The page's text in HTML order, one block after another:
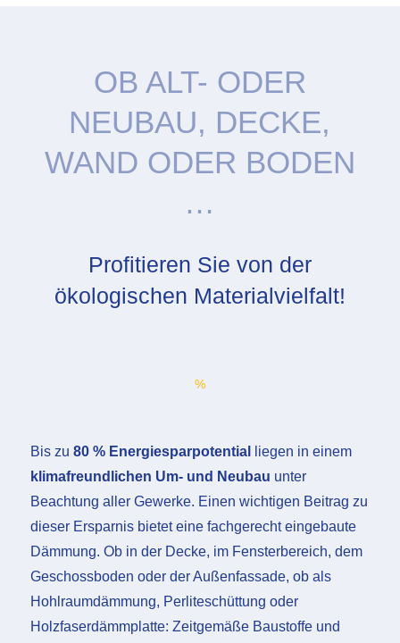
OB ALT- ODER
NEUBAU, DECKE,
WAND ODER BODEN
…
Profitieren Sie von der
ökologischen Materialvielfalt!
%
Bis zu 80 % Energiesparpotential
liegen in einem
klimafreundlichen Um- und Neubau unter
Beachtung aller Gewerke. Einen wichtigen Beitrag zu
dieser Ersparnis bietet eine fachgerecht eingebaute
Dämmung. Ob in der Decke, im Fensterbereich, dem
Geschossboden oder der Außenfassade, ob als
Hohlraumdämmung, Perliteschüttung oder
Holzfaserdämmplatte: Zeitgemäße Baustoffe und